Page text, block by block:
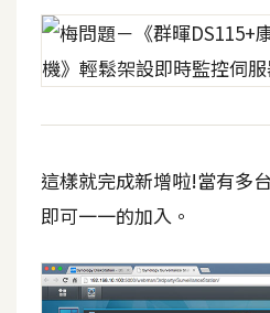
這樣就完成新增啦!當有多
即可一一的加入。